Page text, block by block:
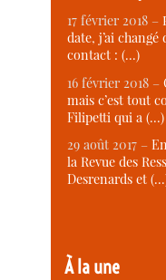
17 février 2018 –
date, j’ai changé
contact : (…)
16 février 2018 –
mais c’est tout
Filipetti qui a (…)
29 août 2017 –
la Revue des
Desrenards et
À la une